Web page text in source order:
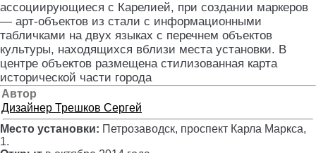
ассоциирующиеся с Карелией, при создании маркеров
— арт-объектов из стали с информационными
табличками на двух языках с перечнем объектов
культуры, находящихся вблизи места установки. В
центре объектов размещена стилизованная карта
исторической части города
Автор
Дизайнер Трешков Сергей
Место установки: Петрозаводск, проспект Карла Маркса,
1.